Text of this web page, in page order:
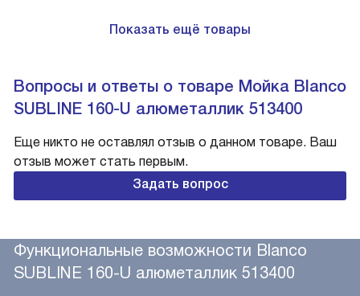
Показать ещё товары
Вопросы и ответы о товаре Мойка Blanco
SUBLINE 160-U алюметаллик 513400
Еще никто не оставлял отзыв о данном товаре. Ваш
отзыв может стать первым.
Задать вопрос
Функциональные возможности Blanco
SUBLINE 160-U алюметаллик 513400